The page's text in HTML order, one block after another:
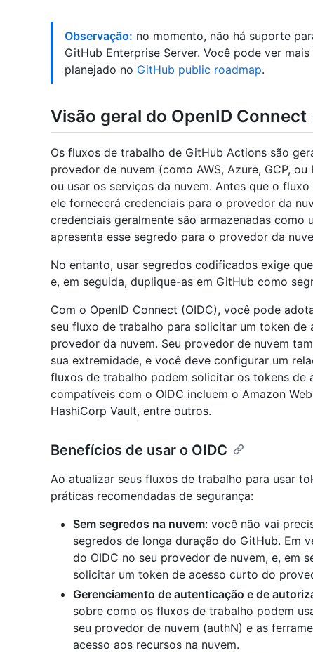
Observação: no momento, não há suporte
GitHub Enterprise Server. Você pode ver
planejado no GitHub public roadmap.
Visão geral do OpenID Connect
Os fluxos de trabalho de GitHub Actions são
provedor de nuvem (como AWS, Azure, GCP,
ou usar os serviços da nuvem. Antes que o
ele fornecerá credenciais para o provedor da
credenciais geralmente são armazenadas
apresenta esse segredo para o provedor da
No entanto, usar segredos codificados exige
e, em seguida, duplique-as em GitHub como
Com o OpenID Connect (OIDC), você pode
seu fluxo de trabalho para solicitar um token
provedor da nuvem. Seu provedor de nuvem
sua extremidade, e você deve configurar um
fluxos de trabalho podem solicitar os tokens de
compatíveis com o OIDC incluem o Amazon
HashiCorp Vault, entre outros.
Benefícios de usar o OIDC
Ao atualizar seus fluxos de trabalho para usar
práticas recomendadas de segurança:
Sem segredos na nuvem: você não vai
segredos de longa duração do GitHub. Em
do OIDC no seu provedor de nuvem, e, em
solicitar um token de acesso curto do
Gerenciamento de autenticação e de
sobre como os fluxos de trabalho podem
seu provedor de nuvem (authN) e as
acesso aos recursos na nuvem.